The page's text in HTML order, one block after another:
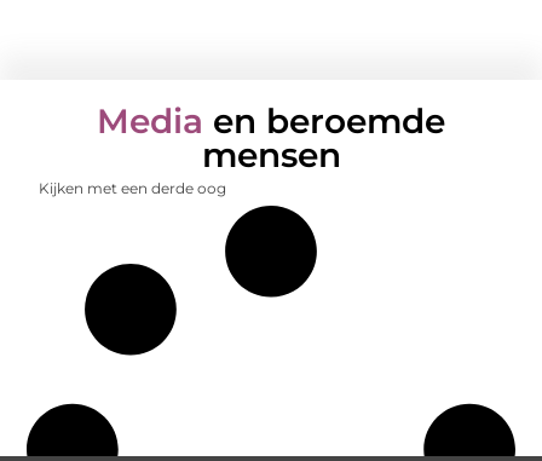
Media en beroemde
mensen
Kijken met een derde oog